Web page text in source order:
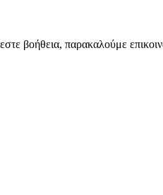
βοήθεια, παρακαλούμε